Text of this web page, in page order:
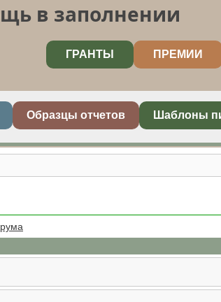
в заполнении
ГРАНТЫ ПРЕМИИ
Образцы отчетов Шаблоны